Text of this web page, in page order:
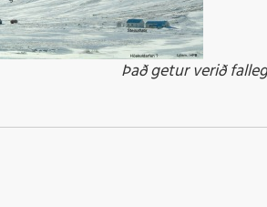
Það getur verið